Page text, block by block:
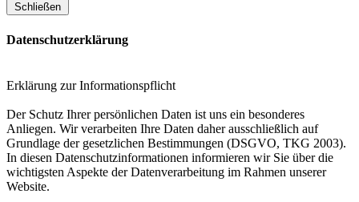
Schließen
Datenschutzerklärung
Erklärung zur Informationspflicht
Der Schutz Ihrer persönlichen Daten ist uns ein besonderes
Anliegen. Wir verarbeiten Ihre Daten daher ausschließlich auf
Grundlage der gesetzlichen Bestimmungen (DSGVO, TKG 2003).
In diesen Datenschutzinformationen informieren wir Sie über die
wichtigsten Aspekte der Datenverarbeitung im Rahmen unserer
Website.